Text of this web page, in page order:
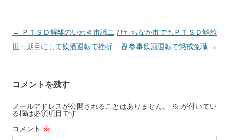
投
稿
ゲ
ー
シ
ョ
← ＰＴＳＤ解離のいわき市議二
世一期目にして飲酒運転で挫折
ひたちなか市でもＰＴＳＤ解離
副参事飲酒運転で懲戒免職 →
コメントを残す
メールアドレスが公開されることはありません。 ※ が付いてい
る欄は必須項目です
コメント ※